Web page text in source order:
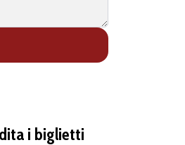
i biglietti